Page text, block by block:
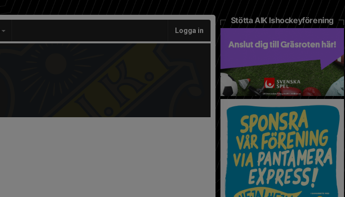
Logga in
Stötta AIK Ishockeyförening